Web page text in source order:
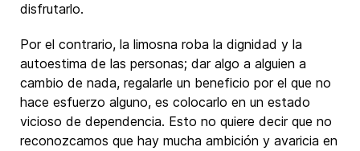
disfrutarlo.
Por el contrario, la limosna roba la dignidad y la
autoestima de las personas; dar algo a alguien a
cambio de nada, regalarle un beneficio por el que no
hace esfuerzo alguno, es colocarlo en un estado
vicioso de dependencia. Esto no quiere decir que no
reconozcamos que hay mucha ambición y avaricia en